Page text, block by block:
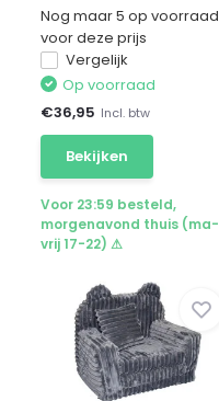
Nog maar 5 op voorraad
voor deze prijs
Vergelijk
Op voorraad
€36,95 Incl. btw
Bekijken
Voor 23:59 besteld,
morgenavond thuis (ma-
vrij 17-22) ⚠